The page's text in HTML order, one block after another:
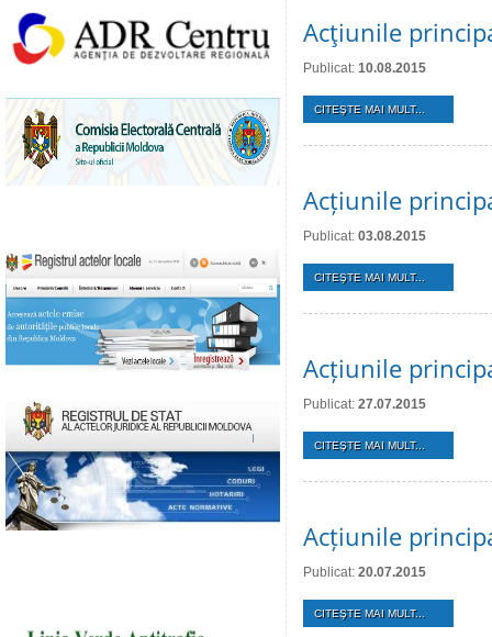
Acţiunile
Publicat: 10.08.2015
CITEŞTE MAI MULT...
Acțiunile
Publicat: 03.08.2015
CITEŞTE MAI MULT...
Acțiunile
Publicat: 27.07.2015
CITEŞTE MAI MULT...
Acțiunile
Publicat: 20.07.2015
CITEŞTE MAI MULT...